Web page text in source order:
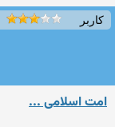
کاربر
امت اسلامی ...